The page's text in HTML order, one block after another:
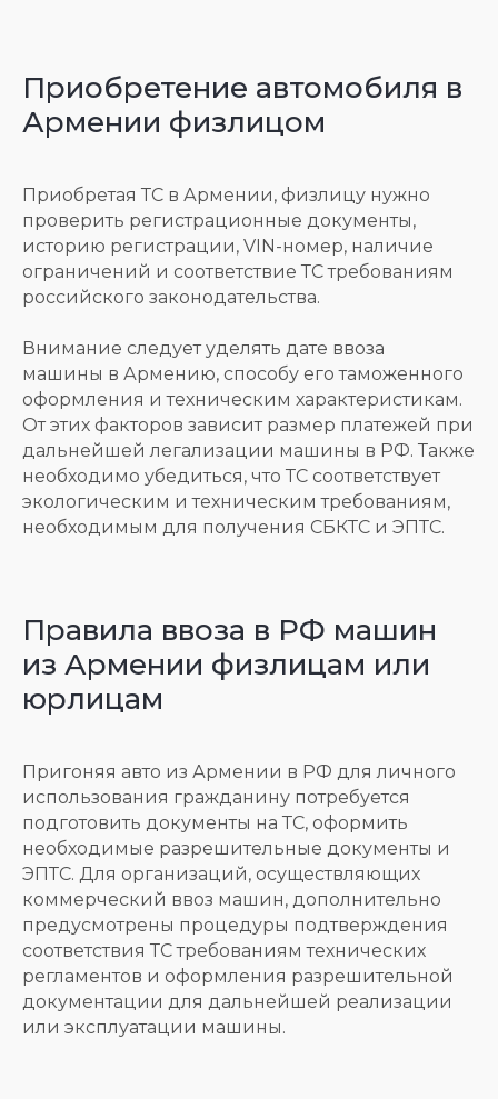
Приобретение автомобиля в
Армении физлицом
Приобретая ТС в Армении, физлицу нужно
проверить регистрационные документы,
историю регистрации, VIN-номер, наличие
ограничений и соответствие ТС требованиям
российского законодательства.
Внимание следует уделять дате ввоза
машины в Армению, способу его таможенного
оформления и техническим характеристикам.
От этих факторов зависит размер платежей при
дальнейшей легализации машины в РФ. Также
необходимо убедиться, что ТС соответствует
экологическим и техническим требованиям,
необходимым для получения СБКТС и ЭПТС.
Правила ввоза в РФ машин
из Армении физлицам или
юрлицам
Пригоняя авто из Армении в РФ для личного
использования гражданину потребуется
подготовить документы на ТС, оформить
необходимые разрешительные документы и
ЭПТС. Для организаций, осуществляющих
коммерческий ввоз машин, дополнительно
предусмотрены процедуры подтверждения
соответствия ТС требованиям технических
регламентов и оформления разрешительной
документации для дальнейшей реализации
или эксплуатации машины.